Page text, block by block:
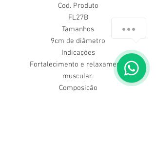
Cod. Produto
FL27B
Tamanhos
9cm de diâmetro
Indicações
Fortalecimento e relaxamento
muscular.
Composição